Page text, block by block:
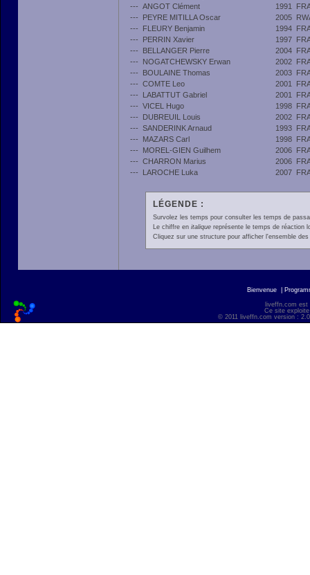
--- ANGOT Clément 1991
---
PEYRE MITILLA Oscar 2005
---
FLEURY Benjamin 1994
---
PERRIN Xavier 1997
---
BELLANGER Pierre 2004
---
NOGATCHEWSKY Erwan 2002
---
BOULAINE Thomas 2003
--- COMTE Leo 2001
---
LABATTUT Gabriel 2001
--- VICEL Hugo 1998
---
DUBREUIL Louis 2002
--- SANDERINK Arnaud 1993
---
MAZARS Carl 1998
---
MOREL-GIEN Guilhem 2006
--- CHARRON Marius 2006
---
LAROCHE Luka 2007
LÉGENDE :
Survolez les temps pour consulter les temps de
Le chiffre en italiquereprésente le temps de réaction
Cliquez sur une structure pour afficher l'ensemble
Bienvenue
liveffn.com est
Ce site
© 2011 liveffn.com version :